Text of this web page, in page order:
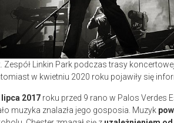
Zespół Linkin Park podczas trasy
w kwietniu 2020 roku pojawiły się
lipca 2017 roku przed 9 rano w Palos Verdes
muzyka znalazła jego gosposia. Muzyk